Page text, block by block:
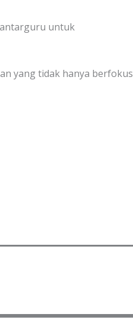
untuk
yang tidak hanya berfokus